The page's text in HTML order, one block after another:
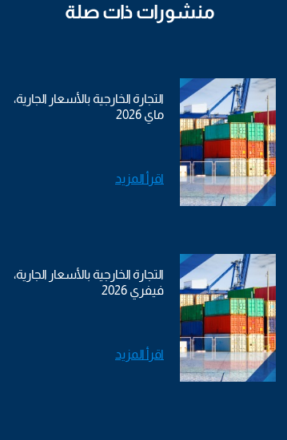
منشورات ذات صلة
التجارة الخارجية بالأسعار الجارية،
ماي 2026
اقرأ المزيد
التجارة الخارجية بالأسعار الجارية،
فيفري 2026
اقرأ المزيد